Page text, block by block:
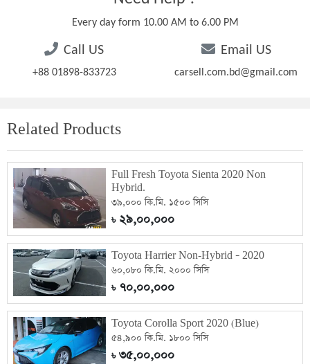
Every day form 10.00 AM to 6.00 PM
Call US
+88 01898-833723
Email US
carsell.com.bd@gmail.com
Related Products
Full Fresh Toyota Sienta 2020 Non
Hybrid.
৩৯,০০০ কি.মি. ১৫০০ সিসি
৳২৯,০০,০০০
Toyota Harrier Non-Hybrid – 2020
৬০,০৮০ কি.মি. ২০০০ সিসি
৳৭০,০০,০০০
Toyota Corolla Sport 2020 (Blue)
৫৪,৯০০ কি.মি. ১৮০০ সিসি
৳৩৫,০০,০০০